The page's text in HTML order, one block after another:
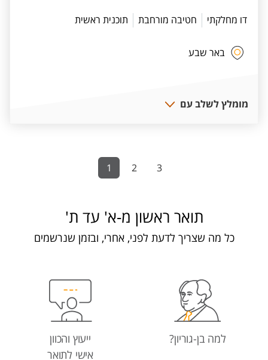
דו מחלקתי חטיבה מורחבת תוכנית ראשית
באר שבע
מומלץ לשלב עם
1 2 3
תואר ראשון מ-א' עד ת'
כל מה שצריך לדעת לפני, אחרי, ובזמן שנרשמים
למה בן-גוריון?
ייעוץ והכוון
אישי לתואר